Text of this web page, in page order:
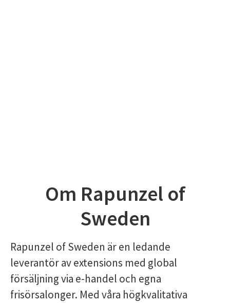
Om Rapunzel of
Sweden
Rapunzel of Sweden är en ledande
leverantör av extensions med global
försäljning via e-handel och egna
frisörsalonger. Med våra högkvalitativa